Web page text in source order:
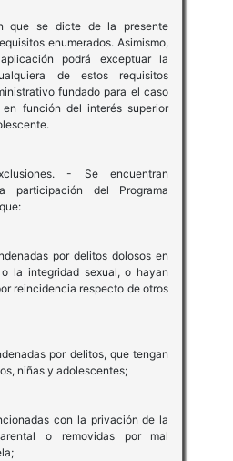
que se dicte de la presente
enumerados. Asimismo,
podrá exceptuar la
de estos requisitos
fundado para el caso
en función del interés superior
- Se encuentran
participación del Programa
por delitos dolosos en
la integridad sexual, o hayan
reincidencia respecto de otros
por delitos, que tengan
niñas y adolescentes;
con la privación de la
o removidas por mal